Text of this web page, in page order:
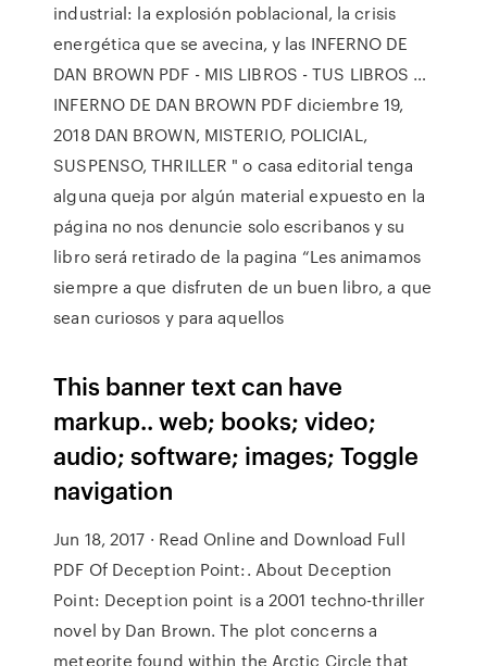
industrial: la explosión poblacional, la crisis
energética que se avecina, y las INFERNO DE
DAN BROWN PDF - MIS LIBROS - TUS LIBROS …
INFERNO DE DAN BROWN PDF diciembre 19,
2018 DAN BROWN, MISTERIO, POLICIAL,
SUSPENSO, THRILLER " o casa editorial tenga
alguna queja por algún material expuesto en la
página no nos denuncie solo escribanos y su
libro será retirado de la pagina “Les animamos
siempre a que disfruten de un buen libro, a que
sean curiosos y para aquellos
This banner text can have
markup.. web; books; video;
audio; software; images; Toggle
navigation
Jun 18, 2017 · Read Online and Download Full
PDF Of Deception Point:. About Deception
Point: Deception point is a 2001 techno-thriller
novel by Dan Brown. The plot concerns a
meteorite found within the Arctic Circle that